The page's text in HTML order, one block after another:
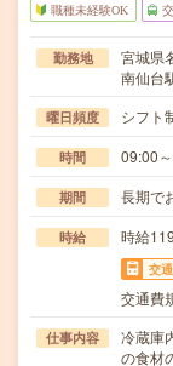
職種未経験OK
勤務地
宮城県
南仙台
曜日頻度 シフト
時間 09:00
期間 長期で
時給 時給
交
交通費
仕事内容
冷蔵庫
の食材